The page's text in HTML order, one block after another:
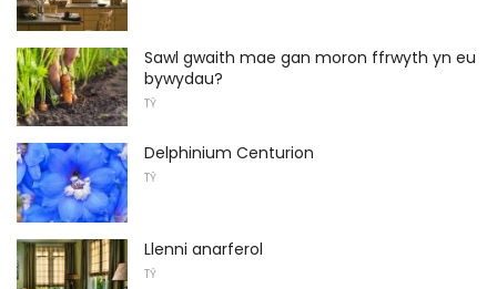
Sawl gwaith mae gan moron ffrwyth yn eu
bywydau?
TŶ
Delphinium Centurion
TŶ
Llenni anarferol
TŶ